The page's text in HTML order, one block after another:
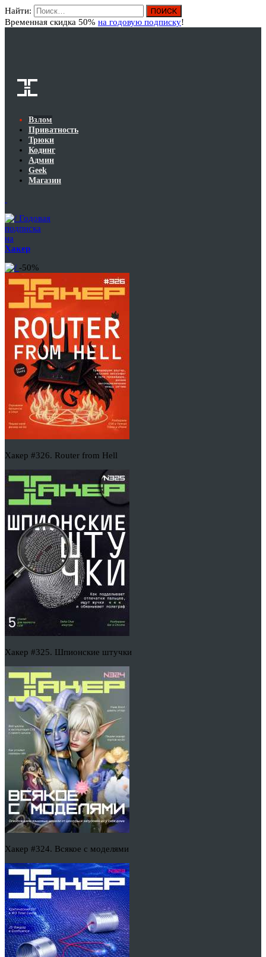
Найти:
Временная скидка 50% на годовую подписку!
Взлом
Приватность
Трюки
Кодинг
Админ
Geek
Магазин
Годовая
подписка
на
Хакер
-50%
Хакер #326. Router from Hell
Хакер #325. Шпионские штучки
Хакер #324. Всякое с моделями